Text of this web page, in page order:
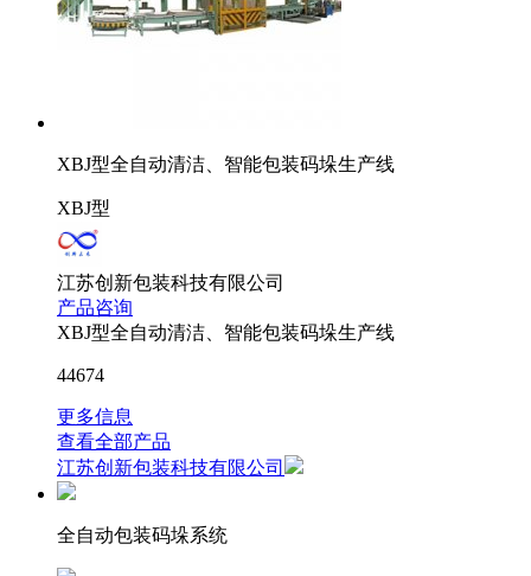
XBJ型全自动清洁、智能包装码垛生产线
XBJ型
江苏创新包装科技有限公司
产品咨询
XBJ型全自动清洁、智能包装码垛生产线
44674
更多信息
查看全部产品
江苏创新包装科技有限公司
全自动包装码垛系统